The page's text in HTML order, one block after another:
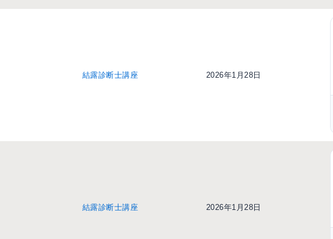
結露診断士講座 2026年1月28日
結露診断士講座 2026年1月28日